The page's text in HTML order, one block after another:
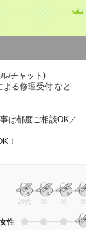
/チャット)
よる修理受付 など
は都度ご相談OK／
！
20代 30 40 50
女性